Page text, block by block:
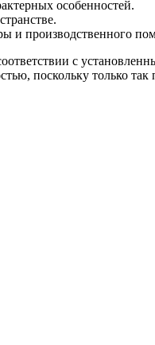
особенностей.
и производственного
с
поскольку только